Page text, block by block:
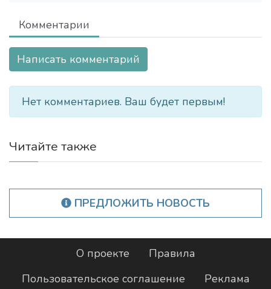
Комментарии
Написать комментарий
Нет комментариев. Ваш будет первым!
Читайте также
ПРЕДЛОЖИТЬ НОВОСТЬ
О проекте
Правила
Пользовательское соглашение
Реклама